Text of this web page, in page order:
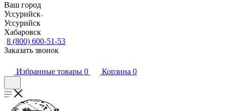
Ваш город
Уссурийск
Уссурийск
Хабаровск
8 (800) 600-51-53
Заказать звонок
Избранные товары 0 Корзина 0